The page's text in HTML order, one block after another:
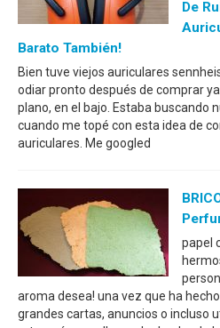
De
Barato También!
Bien tuve viejos auriculares
odiar pronto después de comprar
plano, en el bajo. Estaba buscando
cuando me topé con esta idea de
auriculares. Me googled
papel
aroma desea! una vez que ha
grandes cartas, anuncios o incluso